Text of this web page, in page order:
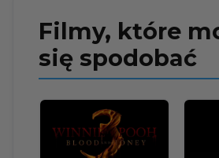
Filmy, które
się spodobać